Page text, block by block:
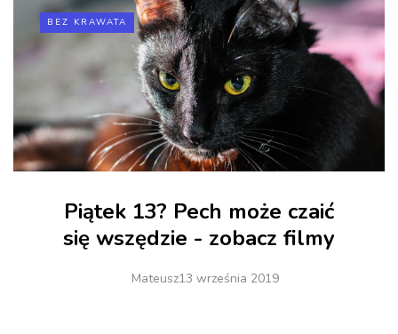
BEZ KRAWATA
Piątek 13? Pech może czaić
się wszędzie - zobacz filmy
Mateusz13 września 2019